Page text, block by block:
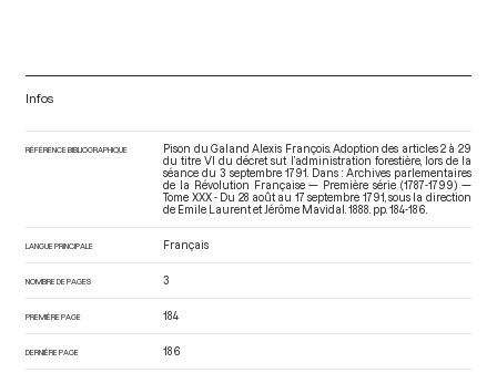
Infos
RÉFÉRENCE BIBLIOGRAPHIQUE
Pison du Galand Alexis François. Adoption des articles 2 à 29
du titre VI du décret sut l’administration forestière, lors de la
séance du 3 septembre 1791. Dans : Archives parlementaires
de la Révolution Française — Première série (1787-1799) —
Tome XXX - Du 28 août au 17 septembre 1791 , sous la direction
de Emile Laurent et Jérôme Mavidal. 1888. pp. 184-186.
LANGUE PRINCIPALE Français
NOMBRE DE PAGES 3
PREMIÈRE PAGE 184
DERNIÈRE PAGE 186